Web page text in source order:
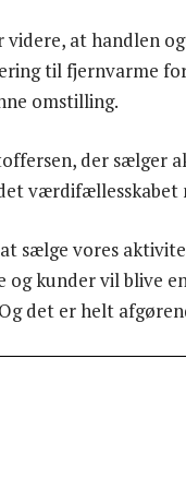
at handlen
til fjernvarme
omstilling.
der sælger
værdifællesskabet
sælge vores
og kunder vil blive
det er helt